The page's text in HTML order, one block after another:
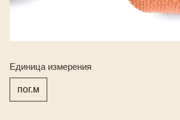
Единица измерения
пог.м